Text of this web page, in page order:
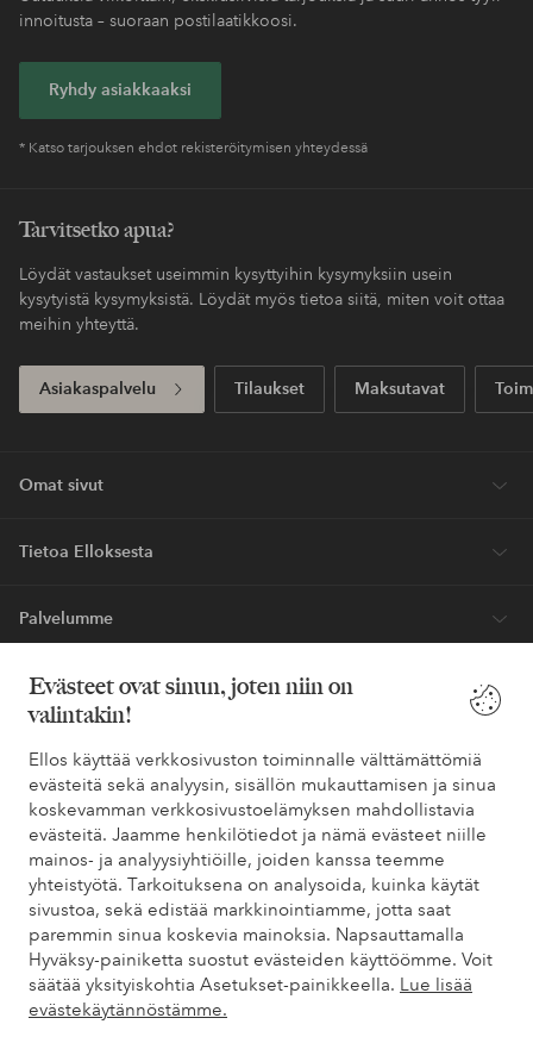
Evästeet ovat sinun, joten niin on
valintakin!
Ellos käyttää verkkosivuston toiminnalle välttämättömiä
evästeitä sekä analyysin, sisällön mukauttamisen ja sinua
koskevamman verkkosivustoelämyksen mahdollistavia
evästeitä. Jaamme henkilötiedot ja nämä evästeet niille
mainos- ja analyysiyhtiöille, joiden kanssa teemme
yhteistyötä. Tarkoituksena on analysoida, kuinka käytät
sivustoa, sekä edistää markkinointiamme, jotta saat
paremmin sinua koskevia mainoksia. Napsauttamalla
Hyväksy-painiketta suostut evästeiden käyttöömme. Voit
säätää yksityiskohtia Asetukset-painikkeella. Lue lisää
evästekäytännöstämme.
innoitusta – suoraan postilaatikkoosi.
Ryhdy asiakkaaksi
* Katso tarjouksen ehdot rekisteröitymisen yhteydessä
Tarvitsetko apua?
Löydät vastaukset useimmin kysyttyihin kysymyksiin usein
kysytyistä kysymyksistä. Löydät myös tietoa siitä, miten voit ottaa
meihin yhteyttä.
Asiakaspalvelu Tilaukset Maksutavat
Omat sivut
Tietoa Elloksesta
Palvelumme
Ehdot
Ystävät
Turvalliset maksut – maksa nyt tai erissä
Haluatko tietää lisää maksuvaihtoehdoistamme?
elpy elpy